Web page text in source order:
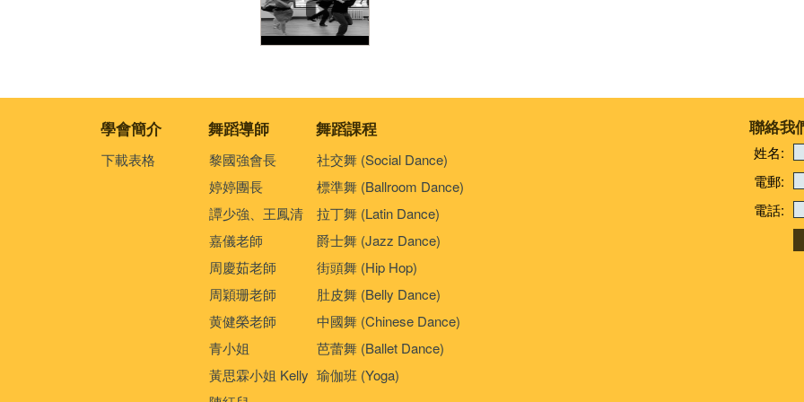
學會簡介 舞蹈導師 舞蹈課程
下載表格
黎國強會長
婷婷團長
譚少強、王鳳清
嘉儀老師
周慶茹老師
周穎珊老師
黄健榮老師
青小姐
黃思霖小姐 Kelly
社交舞 (Social Dance)
標準舞 (Ballroom Dance)
拉丁舞 (Latin Dance)
爵士舞 (Jazz Dance)
街頭舞 (Hip Hop)
肚皮舞 (Belly Dance)
中國舞 (Chinese Dance)
芭蕾舞 (Ballet Dance)
瑜伽班 (Yoga)
聯絡我
姓名:
電郵:
電話: